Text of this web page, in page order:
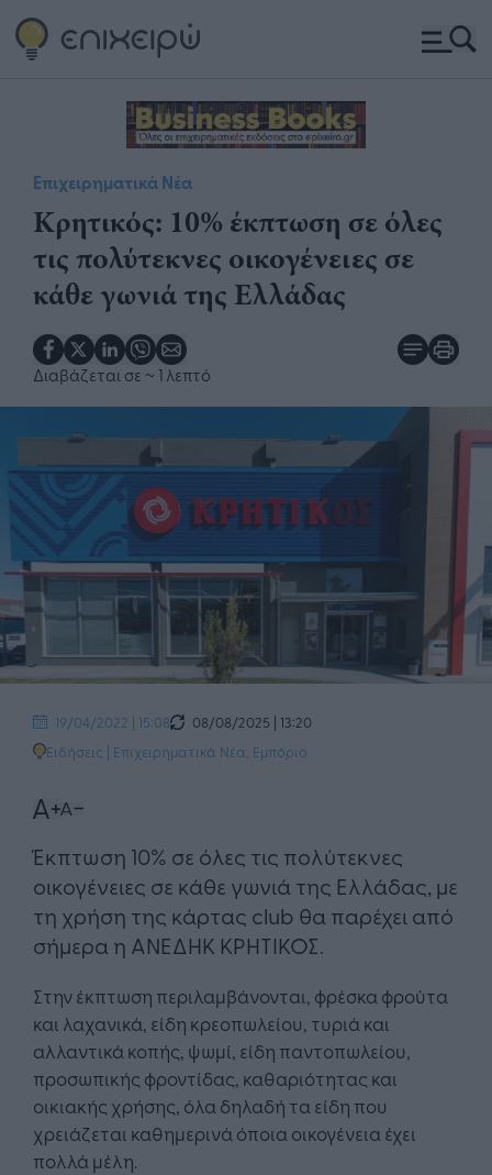
Επιχειρηματικά Νέα
Κρητικός: 10% έκπτωση σε όλες
τις πολύτεκνες οικογένειες σε
κάθε γωνιά της Ελλάδας
Διαβάζεται σε ~ 1 λεπτό
19/04/2022 | 15:08
08/08/2025 | 13:20
Ειδήσεις | Επιχειρηματικά Νέα Εμπόριο
Έκπτωση 10% σε όλες τις πολύτεκνες
οικογένειες σε κάθε γωνιά της Ελλάδας, με
τη χρήση της κάρτας club θα παρέχει από
σήμερα η ΑΝΕΔΗΚ ΚΡΗΤΙΚΟΣ.​
Στην έκπτωση περιλαμβάνονται, φρέσκα φρούτα
και λαχανικά, είδη κρεοπωλείου, τυριά και
αλλαντικά κοπής, ψωμί, είδη παντοπωλείου,
προσωπικής φροντίδας, καθαριότητας και
οικιακής χρήσης, όλα δηλαδή τα είδη που
χρειάζεται καθημερινά όποια οικογένεια έχει
πολλά μέλη.